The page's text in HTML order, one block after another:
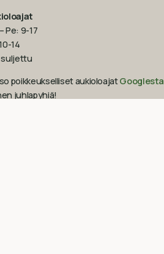
Pe: 9-17
14
suljettu
poikkeukselliset aukioloajatGooglesta
juhlapyhiä!‍